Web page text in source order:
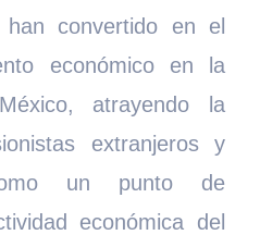
convertido en el
económico en la
atrayendo la
extranjeros y
un punto de
económica del